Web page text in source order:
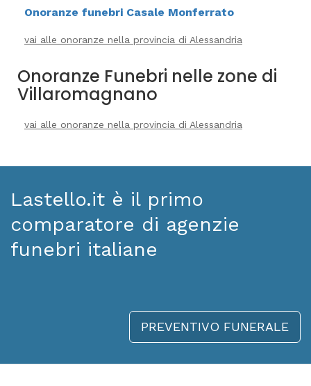
Onoranze funebri Casale Monferrato
vai alle onoranze nella provincia di Alessandria
Onoranze Funebri nelle zone di
Villaromagnano
vai alle onoranze nella provincia di Alessandria
Lastello.it è il primo
comparatore di agenzie
funebri italiane
PREVENTIVO FUNERALE